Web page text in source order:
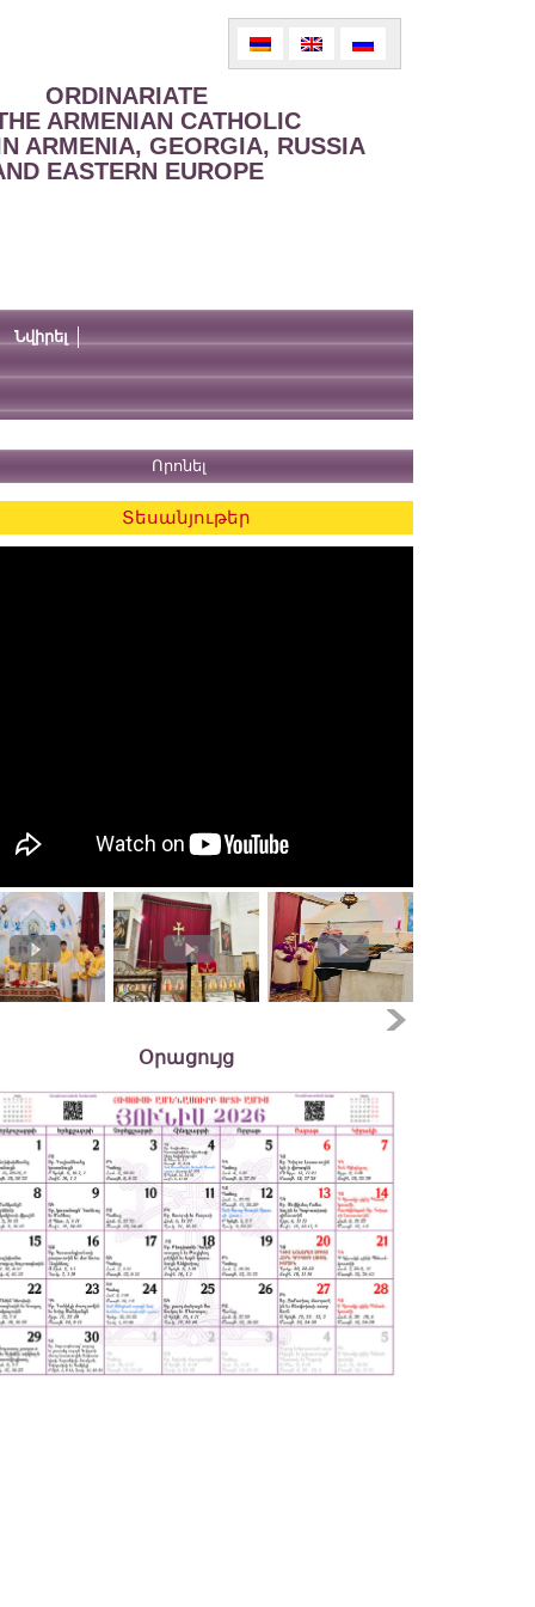
ORDINARIATE
ARMENIAN CATHOLIC
ARMENIA, GEORGIA, RUSSIA
EASTERN EUROPE
Նվիրել
Տեսանյութեր
Օրացույց